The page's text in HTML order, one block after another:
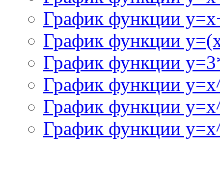
График функции
График функции
График функции
График функции
График функции
График функции